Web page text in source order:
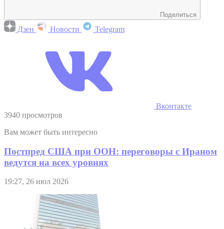
Поделиться
Дзен Новости Telegram
Вконтакте
3940 просмотров
Вам может быть интересно
Постпред США при ООН: переговоры с Ираном
ведутся на всех уровнях
19:27, 26 июл 2026